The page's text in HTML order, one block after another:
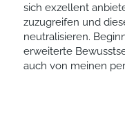
sich exzellent
zuzugreifen und
neutralisieren.
erweiterte
auch von meinen